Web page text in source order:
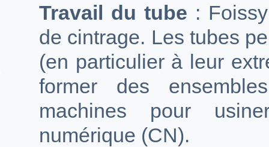
Travail du tube :
de cintrage. Les tubes
(en particulier à leur
former des
machines pour
numérique (CN).